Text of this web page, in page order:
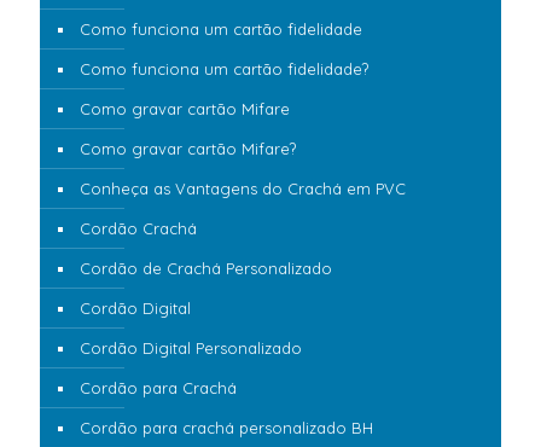
Como funciona um cartão fidelidade
Como funciona um cartão fidelidade?
Como gravar cartão Mifare
Como gravar cartão Mifare?
Conheça as Vantagens do Crachá em PVC
Cordão Crachá
Cordão de Crachá Personalizado
Cordão Digital
Cordão Digital Personalizado
Cordão para Crachá
Cordão para crachá personalizado BH